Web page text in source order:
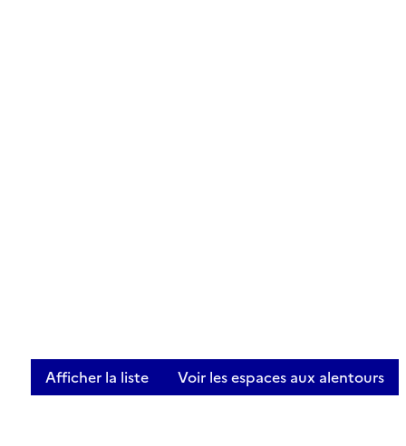
Afficher la liste Voir les espaces aux alentours